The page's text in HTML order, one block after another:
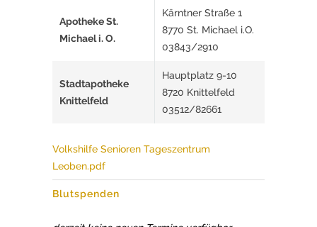
Apotheke St.
Michael i. O.
Kärntner Straße 1
8770 St. Michael i.O.
03843/2910
Stadtapotheke
Knittelfeld
Hauptplatz 9-10
8720 Knittelfeld
03512/82661
Volkshilfe Senioren Tageszentrum
Leoben.pdf
Blutspenden